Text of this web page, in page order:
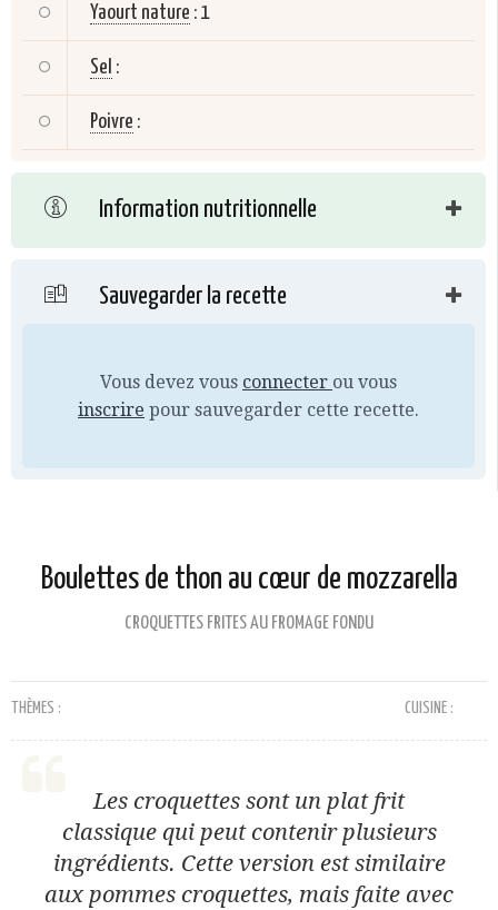
Yaourt nature : 1
Sel :
Poivre :
Information nutritionnelle
Sauvegarder la recette
Vous devez vous connecter ou vous
inscrire pour sauvegarder cette recette.
Boulettes de thon au cœur de mozzarella
CROQUETTES FRITES AU FROMAGE FONDU
THÈMES : CUISINE :
Les croquettes sont un plat frit
classique qui peut contenir plusieurs
ingrédients. Cette version est similaire
aux pommes croquettes, mais faite avec